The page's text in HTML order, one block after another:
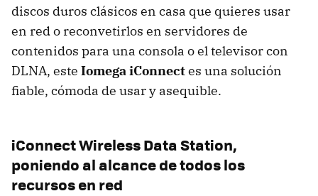
discos duros clásicos en casa que quieres usar
en red o reconvetirlos en servidores de
contenidos para una consola o el televisor con
DLNA, este Iomega iConnectes una solución
fiable, cómoda de usar y asequible.
iConnect Wireless Data Station,
poniendo al alcance de todos los
recursos en red